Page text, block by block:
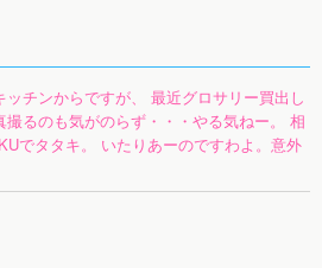
チンからですが、 最近グロサリー買出し
るのも気がのらず・・・やる気ねー。 相
でタタキ。 いたりあーのですわよ。意外